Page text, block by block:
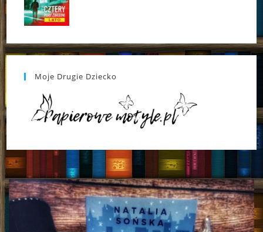
Moje Drugie Dziecko